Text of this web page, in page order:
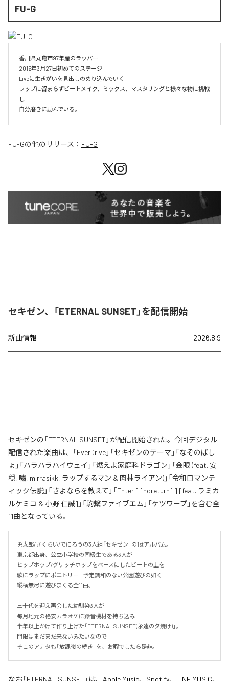
FU-G
香川県丸亀市97年産のラッパー
2016年3月27日初めてのステージ
Liveに生きがいを見出しのめり込んでいく
ラップに留まらずビートメイク、ミックス、マスタリングと様々な物に挑戦
し
自分磨きに励んでいる。
FU-Gの他のリリース： FU-G
セキゼン、「ETERNAL SUNSET」を配信開始
新曲情報 2026.8.9
セキゼンの「ETERNAL SUNSET」が配信開始された。今回デジタル
配信された楽曲は、「EverDrive」「セキゼンのテーマ」「なぞのばし
ょ」「ハラハラハイウェイ」「燃えよ家庭科ドラゴン」「金眼 (feat. 安
穏, 嘯, mirrasikk, ラップするマン & 肉林ライアン)」「令和ロマンテ
ィック伝説」「さよならを教えて」「Enter [ [noreturn] ] [feat. ラミカ
ルケミコ & 小野 仁誠]」「駒繋ファイブエム」「ケツワープ」を含む全
11曲となっている。
勇太郎/さくらい/でにろうの3人組「セキゼン」の1stアルバム。
東京都出身、公立小学校の同級生である3人が
ヒップホップ/グリッチホップをベースにしたビートの上を
歌にラップにポエトリー…予定調和のない公園遊びの如く
縦横無尽に遊びまくる全11曲。
三十代を迎え再会した幼馴染3人が
毎月地元の格安カラオケに録音機材を持ち込み
半年以上かけて作り上げた「ETERNAL SUNSET(永遠の夕焼け)」。
門限はまだまだ来ないみたいなので
そこのアナタも「放課後の続き」を、お暇でしたら是非。
なお「ETERNAL SUNSET 」は、 Apple Music、 Spotify、 LINE MUSIC、